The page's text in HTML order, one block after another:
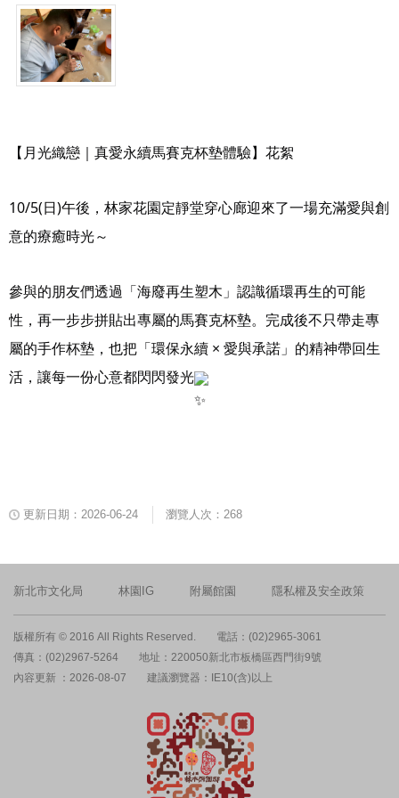
【月光織戀｜真愛永續馬賽克杯墊體驗】花絮
10/5(日)午後，林家花園定靜堂穿心廊迎來了一場充滿愛與創
意的療癒時光～
參與的朋友們透過「海廢再生塑木」認識循環再生的可能
性，再一步步拼貼出專屬的馬賽克杯墊。完成後不只帶走專
屬的手作杯墊，也把「環保永續 × 愛與承諾」的精神帶回生
活，讓每一份心意都閃閃發光
更新日期：2026-06-24 瀏覽人次：268
新北市文化局 林園IG 附屬館園 隱私權及安全政策
版權所有 © 2016 All Rights Reserved.
電話：(02)2965-3061
傳真：(02)2967-5264
地址：220050新北市板橋區西門街9號
內容更新 ：2026-08-07
建議瀏覽器：IE10(含)以上